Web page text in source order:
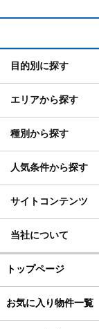
目的別に探す
エリアから探す
種別から探す
人気条件から探す
サイトコンテンツ
当社について
トップページ
お気に入り物件一覧